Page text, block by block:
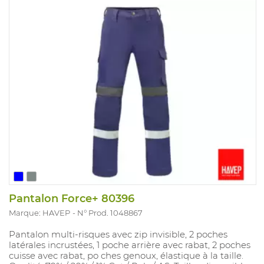
Pantalon Force+ 80396
Marque: HAVEP N° Prod. 1048867
Pantalon multi-risques avec zip invisible, 2 poches
latérales incrustées, 1 poche arrière avec rabat, 2 poches
cuisse avec rabat, po ches genoux, élastique à la taille.